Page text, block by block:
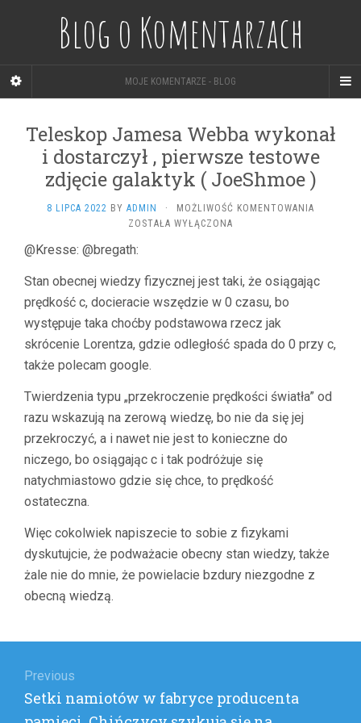
Blog o Komentarzach
MOJE KOMENTARZE - BLOG
Teleskop Jamesa Webba wykonał
i dostarczył , pierwsze testowe
zdjęcie galaktyk ( JoeShmoe )
8 LIPCA 2022 BY ADMIN · MOŻLIWOŚĆ KOMENTOWANIA
ZDJĘCIE
ZOSTAŁA WYŁĄCZONA
@Kresse: @bregath:
Stan obecnej wiedzy fizycznej jest taki, że osiągając
prędkość c, docieracie wszędzie w 0 czasu, bo
występuje taka choćby podstawowa rzecz jak
skrócenie Lorentza, gdzie odległość spada do 0 przy c,
także polecam google.
Twierdzenia typu „przekroczenie prędkości światła” od
razu wskazują na zerową wiedzę, bo nie da się jej
przekroczyć, a i nawet nie jest to konieczne do
niczego, bo osiągając c i tak podróżuje się
natychmiastowo gdzie się chce, to prędkość
ostateczna.
Więc cokolwiek napiszecie to sobie z fizykami
dyskutujcie, że podważacie obecny stan wiedzy, także
żale nie do mnie, że powielacie bzdury niezgodne z
obecną wiedzą.
wpisu
Previous
Previous
post:
Setki namiotów w fabryce producenta